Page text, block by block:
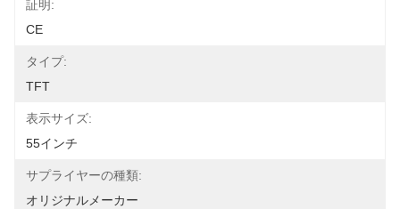
証明:
CE
タイプ:
TFT
表示サイズ:
55インチ
サプライヤーの種類:
オリジナルメーカー